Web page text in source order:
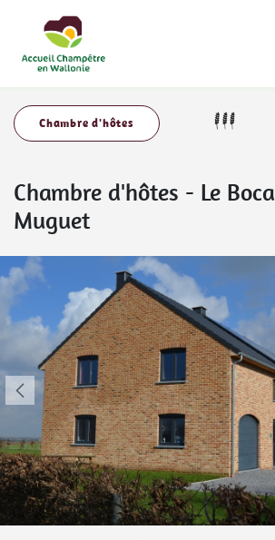
Chambre d'hôtes
Chambre d'hôtes - Le
Muguet